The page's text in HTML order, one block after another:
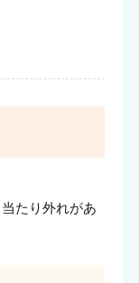
たり外れがあ